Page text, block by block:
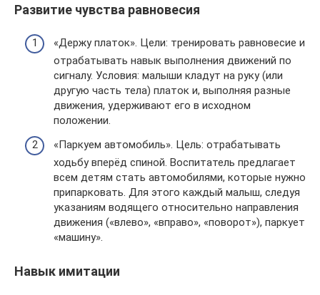
Развитие чувства равновесия
«Держу платок». Цели: тренировать равновесие и
отрабатывать навык выполнения движений по
сигналу. Условия: малыши кладут на руку (или
другую часть тела) платок и, выполняя разные
движения, удерживают его в исходном
положении.
«Паркуем автомобиль». Цель: отрабатывать
ходьбу вперёд спиной. Воспитатель предлагает
всем детям стать автомобилями, которые нужно
припарковать. Для этого каждый малыш, следуя
указаниям водящего относительно направления
движения («влево», «вправо», «поворот»), паркует
«машину».
Навык имитации